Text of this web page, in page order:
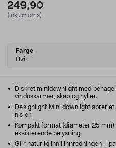
249,90
(inkl. moms)
Select
variant
Farge
Hvit
Diskret minidownlight med
vinduskarmer, skap og hyller.
Designlight Mini downlight sprer
nisjer.
Kompakt format (diameter 25
eksisterende belysning.
Glir naturlig inn i innredningen –